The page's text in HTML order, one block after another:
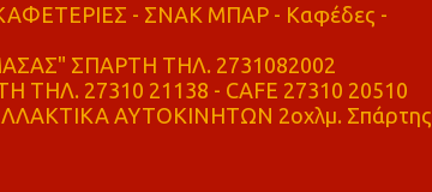
ΚΑΦΕΤΕΡΙΕΣ - ΣΝΑΚ ΜΠΑΡ - Καφέδες -
ΣΠΑΡΤΗ ΤΗΛ. 2731082002
27310 21138 - CAFE 27310 20510
ΑΥΤΟΚΙΝΗΤΩΝ 2οχλμ. Σπάρτης